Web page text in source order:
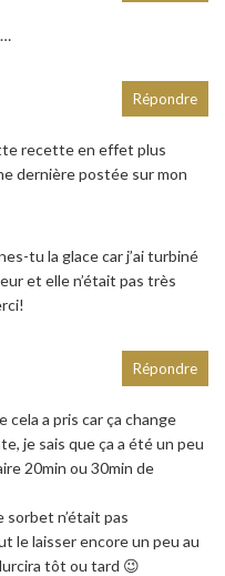
recette en effet plus
dernière postée sur mon
tu la glace car j’ai turbiné
et elle n’était pas très
Répondre
cela a pris car ça change
je sais que ça a été un peu
20min ou 30min de
sorbet n’était pas
le laisser encore un peu au
tôt ou tard 😉
Répondre